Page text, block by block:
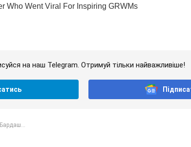
на наш Telegram. Отримуй тільки найважливіше!